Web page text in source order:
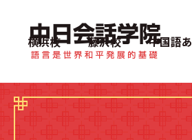
横浜校 藤沢校 中国語